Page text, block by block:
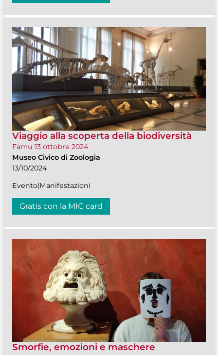
Viaggio alla scoperta della biodiversità
Famu 13 ottobre 2024
Museo Civico di Zoologia
13/10/2024
Evento|Manifestazioni
Gratis con la MIC card
Smorfie, emozioni e maschere